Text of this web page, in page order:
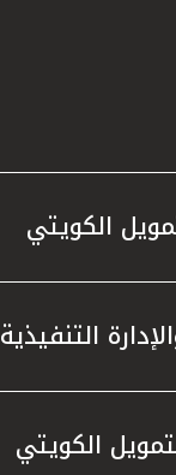
الصرف الآلي
الكويتي
التنفيذية
الكويتي